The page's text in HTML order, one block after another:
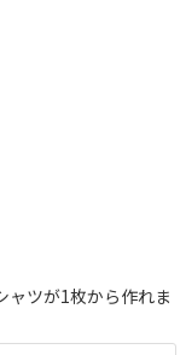
ャツが1枚から作れま